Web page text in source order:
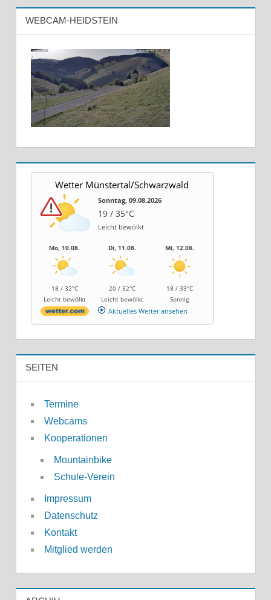
WEBCAM-HEIDSTEIN
Wetter Münstertal/Schwarzwald
Sonntag, 09.08.2026
19 / 35°C
Leicht bewölkt
Mo, 10.08.
18 / 32°C
Leicht bewölkt
Di, 11.08.
20 / 32°C
Leicht bewölkt
Mi, 12.08.
18 / 33°C
Sonnig
Aktuelles Wetter ansehen
SEITEN
Termine
Webcams
Kooperationen
Mountainbike
Schule-Verein
Impressum
Datenschutz
Kontakt
Mitglied werden